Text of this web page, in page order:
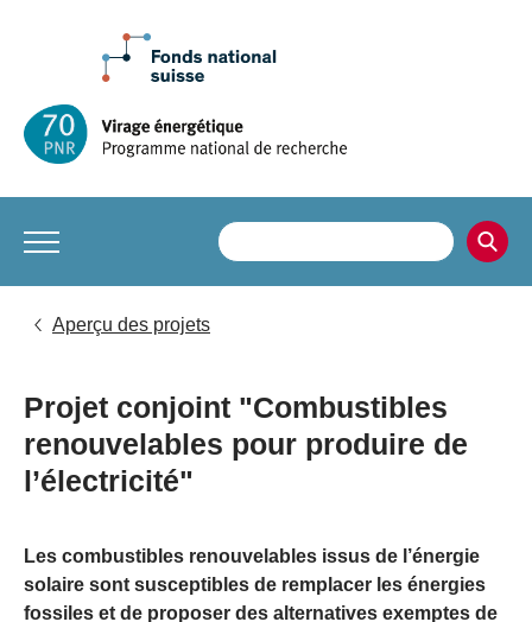
Aperçu des projets
Projet conjoint "Combustibles
renouvelables pour produire de
l’électricité"
Les combustibles renouvelables issus de l’énergie
solaire sont susceptibles de remplacer les énergies
fossiles et de proposer des alternatives exemptes de